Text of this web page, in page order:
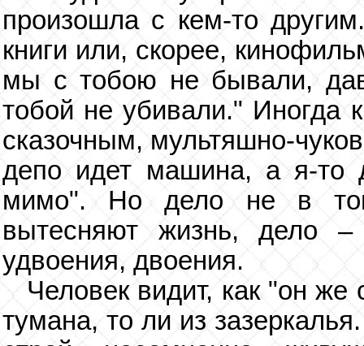
произошла с кем-то
книги или, скорее,
мы с тобою не бывали,
тобой не убивали." Иногда
сказочным, мультяшно-
депо идет машина, а я-
мимо". Но дело не в
вытесняют жизнь, дело
удвоения, двоения.
Человек видит, как "он
тумана, то ли из